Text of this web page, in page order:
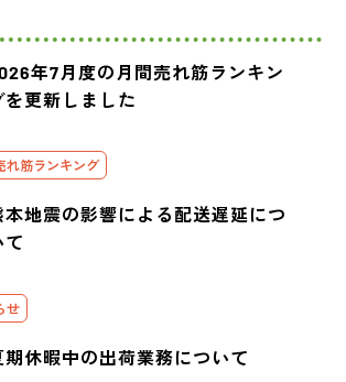
年7月度の月間売れ筋ランキン
を更新しました
れ筋ランキング
本地震の影響による配送遅延につ
て
せ
期休暇中の出荷業務について